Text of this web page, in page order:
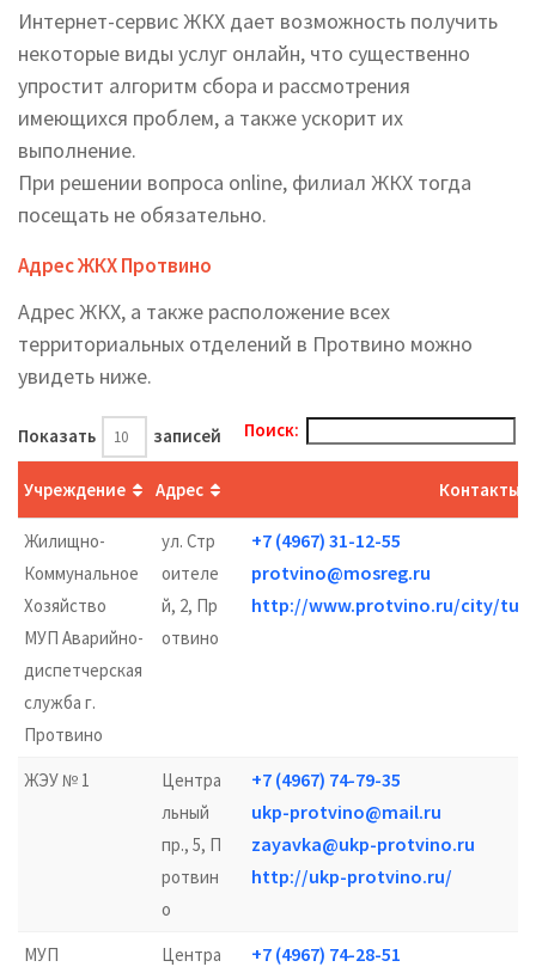
Интернет-сервис ЖКХ дает возможность получить
некоторые виды услуг онлайн, что существенно
упростит алгоритм сбора и рассмотрения
имеющихся проблем, а также ускорит их
выполнение.
При решении вопроса online, филиал ЖКХ тогда
посещать не обязательно.
Адрес ЖКХ Протвино
Адрес ЖКХ, а также расположение всех
территориальных отделений в Протвино можно
увидеть ниже.
Показать записей Поиск:
Учреждение Адрес Контакты
Жилищно-
Коммунальное
Хозяйство
МУП Аварийно-
диспетчерская
служба г.
Протвино
ул. Стр
оителе
й, 2, Пр
отвино
+7 (4967) 31-12-55
protvino@mosreg.ru
http://www.protvino.ru/city/
ЖЭУ № 1
Центра
льный
пр., 5, П
ротвин
о
+7 (4967) 74-79-35
ukp-protvino@mail.ru
zayavka@ukp-protvino.ru
http://ukp-protvino.ru/
МУП
Центра
+7 (4967) 74-28-51